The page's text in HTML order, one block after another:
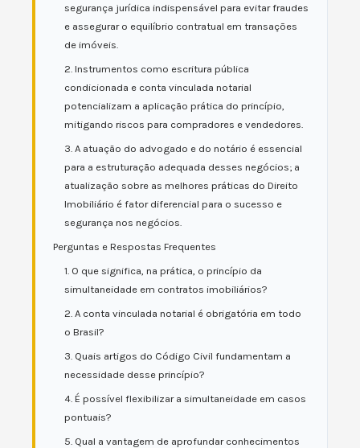
segurança jurídica indispensável para evitar fraudes
e assegurar o equilíbrio contratual em transações
de imóveis.
2. Instrumentos como escritura pública
condicionada e conta vinculada notarial
potencializam a aplicação prática do princípio,
mitigando riscos para compradores e vendedores.
3. A atuação do advogado e do notário é essencial
para a estruturação adequada desses negócios; a
atualização sobre as melhores práticas do Direito
Imobiliário é fator diferencial para o sucesso e
segurança nos negócios.
Perguntas e Respostas Frequentes
1. O que significa, na prática, o princípio da
simultaneidade em contratos imobiliários?
2. A conta vinculada notarial é obrigatória em todo
o Brasil?
3. Quais artigos do Código Civil fundamentam a
necessidade desse princípio?
4. É possível flexibilizar a simultaneidade em casos
pontuais?
5. Qual a vantagem de aprofundar conhecimentos